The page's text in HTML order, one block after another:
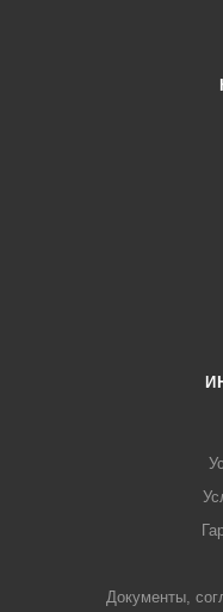
Документы,